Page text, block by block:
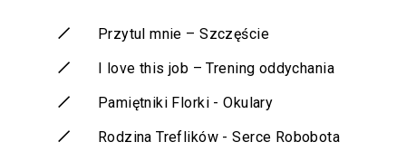
Przytul mnie – Szczęście
I love this job – Trening oddychania
Pamiętniki Florki - Okulary
Rodzina Treflików - Serce Robobota